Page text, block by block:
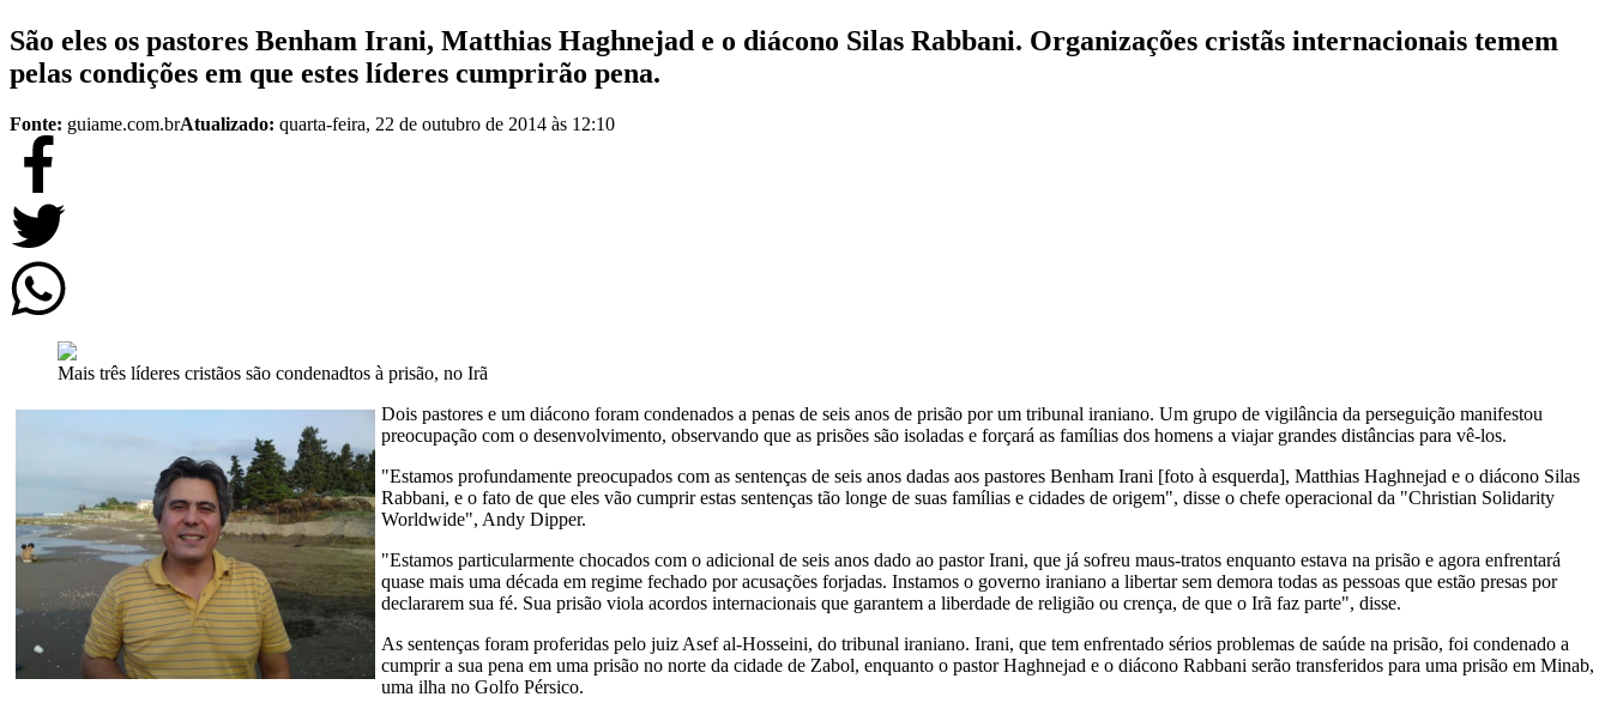
São eles os pastores Benham Irani, Matthias Haghnejad e o diácono Silas Rabbani. Organizações cristãs internacionais temem
pelas condições em que estes líderes cumprirão pena.
Fonte: guiame.com.brAtualizado: quarta-feira, 22 de outubro de 2014 às 12:10
Mais três líderes cristãos são condenadtos à prisão, no Irã
Dois pastores e um diácono foram condenados a penas de seis anos de prisão por um tribunal iraniano. Um grupo de vigilância da perseguição manifestou
preocupação com o desenvolvimento, observando que as prisões são isoladas e forçará as famílias dos homens a viajar grandes distâncias para vê-los.
"Estamos profundamente preocupados com as sentenças de seis anos dadas aos pastores Benham Irani [foto à esquerda], Matthias Haghnejad e o diácono Silas
Rabbani, e o fato de que eles vão cumprir estas sentenças tão longe de suas famílias e cidades de origem", disse o chefe operacional da "Christian Solidarity
Worldwide", Andy Dipper.
"Estamos particularmente chocados com o adicional de seis anos dado ao pastor Irani, que já sofreu maus-tratos enquanto estava na prisão e agora enfrentará
quase mais uma década em regime fechado por acusações forjadas. Instamos o governo iraniano a libertar sem demora todas as pessoas que estão presas por
declararem sua fé. Sua prisão viola acordos internacionais que garantem a liberdade de religião ou crença, de que o Irã faz parte", disse.
As sentenças foram proferidas pelo juiz Asef al-Hosseini, do tribunal iraniano. Irani, que tem enfrentado sérios problemas de saúde na prisão, foi condenado a
cumprir a sua pena em uma prisão no norte da cidade de Zabol, enquanto o pastor Haghnejad e o diácono Rabbani serão transferidos para uma prisão em Minab,
uma ilha no Golfo Pérsico.